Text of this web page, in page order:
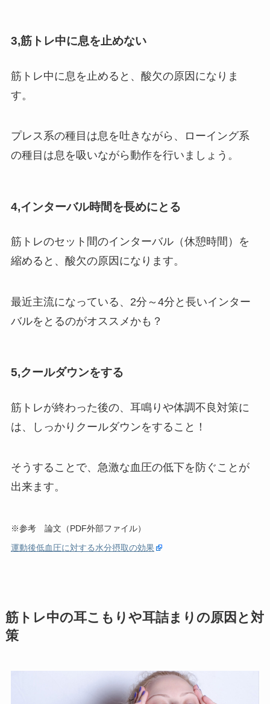
3,筋トレ中に息を止めない
筋トレ中に息を止めると、酸欠の原因になりま
す。
プレス系の種目は息を吐きながら、ローイング系
の種目は息を吸いながら動作を行いましょう。
4,インターバル時間を長めにとる
筋トレのセット間のインターバル（休憩時間）を
縮めると、酸欠の原因になります。
最近主流になっている、2分～4分と長いインター
バルをとるのがオススメかも？
5,クールダウンをする
筋トレが終わった後の、耳鳴りや体調不良対策に
は、しっかりクールダウンをすること！
そうすることで、急激な血圧の低下を防ぐことが
出来ます。
※参考 論文（PDF外部ファイル）
運動後低血圧に対する水分摂取の効果
筋トレ中の耳こもりや耳詰まりの原因と対
策